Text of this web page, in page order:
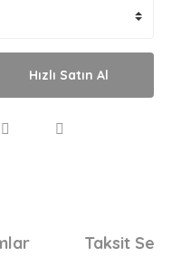
Hızlı Satın Al
Taksit